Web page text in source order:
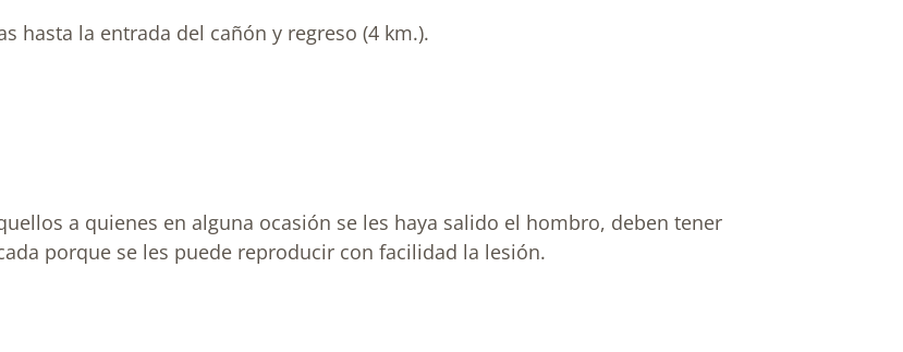
hasta la entrada del cañón y regreso (4 km.).
a quienes en alguna ocasión se les haya salido el hombro, deben tener
porque se les puede reproducir con facilidad la lesión.